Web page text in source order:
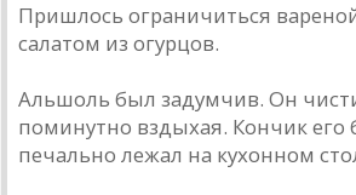
Пришлось ограничиться
салатом из огурцов.
Альшоль был задумчив. Он
поминутно вздыхая. Кончик его
печально лежал на кухонном